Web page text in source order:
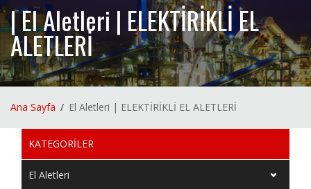
| El Aletleri | ELEKTİRİKLİ EL
ALETLERİ
Ana Sayfa El Aletleri | ELEKTİRİKLİ EL ALETLERİ
KATEGORİLER
El Aletleri